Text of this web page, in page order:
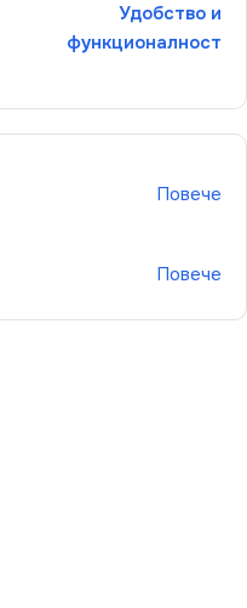
Удобство и
функционалност
Повече
Повече